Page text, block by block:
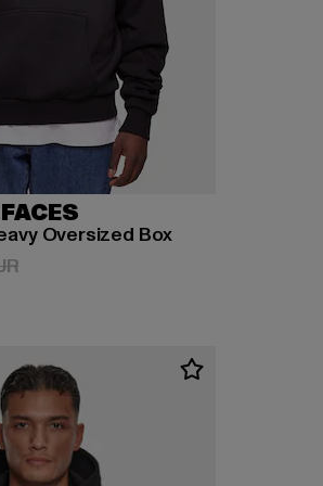
Oversized Box
EUR
Aktionspreis: 79,99 EUR